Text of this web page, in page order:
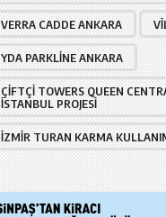
VERRA CADDE ANKARA
YDA PARKLINE ANKARA
ÇIFTÇI TOWERS QUEEN
İSTANBUL PROJESI
İZMIR TURAN KARMA